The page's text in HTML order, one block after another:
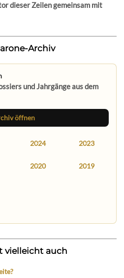
dieser Zeilen gemeinsam mit
Archiv
und Jahrgänge aus dem
öffnen
2024 2023
2020 2019
vielleicht auch